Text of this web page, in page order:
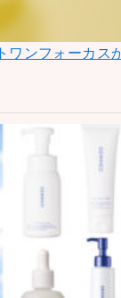
ワンフォーカス